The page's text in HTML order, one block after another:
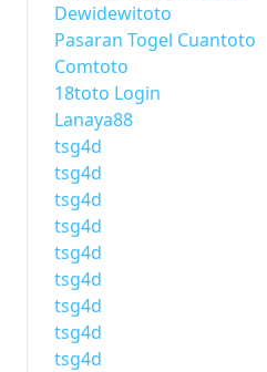
Dewidewitoto
Pasaran Togel Cuantoto
Comtoto
18toto Login
Lanaya88
tsg4d
tsg4d
tsg4d
tsg4d
tsg4d
tsg4d
tsg4d
tsg4d
tsg4d